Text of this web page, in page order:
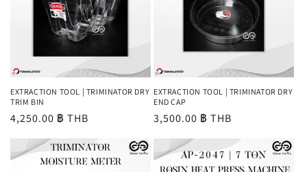
EXTRACTION TOOL | TRIMINATOR DRY
TRIM BIN
ราคา
4,250.00 ฿ THB
EXTRACTION TOOL | TRIMINATOR DRY
END CAP
ราคา
3,500.00 ฿ THB